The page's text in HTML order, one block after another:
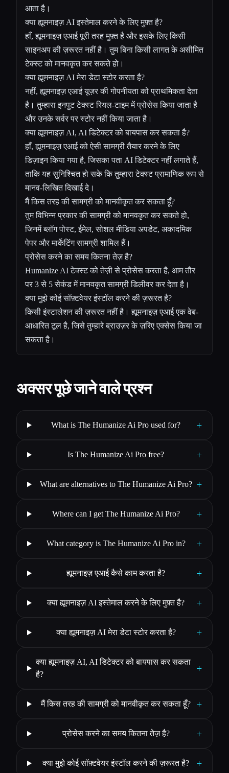
आता है।
क्या ह्यूमनाइज़ AI इस्तेमाल करने के लिए मुफ़्त है?
हाँ, ह्यूमनाइज़ एआई पूरी तरह मुफ़्त है और इसके लिए किसी
साइनअप की ज़रूरत नहीं है। तुम बिना किसी लागत के असीमित
टेक्स्ट को मानवकृत कर सकते हो।
क्या ह्यूमनाइज़ AI मेरा डेटा स्टोर करता है?
नहीं, ह्यूमनाइज़ एआई यूज़र की गोपनीयता को प्राथमिकता देता
है। तुम्हारा इनपुट टेक्स्ट रियल-टाइम में प्रोसेस किया जाता है
और उनके सर्वर पर स्टोर नहीं किया जाता है।
क्या ह्यूमनाइज़ AI, AI डिटेक्टर को बायपास कर सकता है?
हाँ, ह्यूमनाइज़ एआई को ऐसी सामग्री तैयार करने के लिए
डिज़ाइन किया गया है, जिसका पता AI डिटेक्टर नहीं लगाते हैं,
ताकि यह सुनिश्चित हो सके कि तुम्हारा टेक्स्ट प्रामाणिक रूप से
मानव-लिखित दिखाई दे।
मैं किस तरह की सामग्री को मानवीकृत कर सकता हूँ?
तुम विभिन्न प्रकार की सामग्री को मानवकृत कर सकते हो,
जिनमें ब्लॉग पोस्ट, ईमेल, सोशल मीडिया अपडेट, अकादमिक
पेपर और मार्केटिंग सामग्री शामिल हैं।
प्रोसेस करने का समय कितना तेज़ है?
Humanize AI टेक्स्ट को तेज़ी से प्रोसेस करता है, आम तौर
पर 3 से 5 सेकंड में मानवकृत सामग्री डिलीवर कर देता है।
क्या मुझे कोई सॉफ़्टवेयर इंस्टॉल करने की ज़रूरत है?
किसी इंस्टालेशन की ज़रूरत नहीं है। ह्यूमनाइज़ एआई एक वेब-
आधारित टूल है, जिसे तुम्हारे ब्राउज़र के ज़रिए एक्सेस किया जा
सकता है।
अक्सर पूछे जाने वाले प्रश्न
What is The Humanize Ai Pro used for? +
Is The Humanize Ai Pro free? +
What are alternatives to The Humanize Ai Pro? +
Where can I get The Humanize Ai Pro? +
What category is The Humanize Ai Pro in? +
ह्यूमनाइज़ एआई कैसे काम करता है? +
क्या ह्यूमनाइज़ AI इस्तेमाल करने के लिए मुफ़्त है? +
क्या ह्यूमनाइज़ AI मेरा डेटा स्टोर करता है? +
क्या ह्यूमनाइज़ AI, AI डिटेक्टर को बायपास कर सकता
है?
+
मैं किस तरह की सामग्री को मानवीकृत कर सकता हूँ? +
प्रोसेस करने का समय कितना तेज़ है? +
क्या मुझे कोई सॉफ़्टवेयर इंस्टॉल करने की ज़रूरत है? +